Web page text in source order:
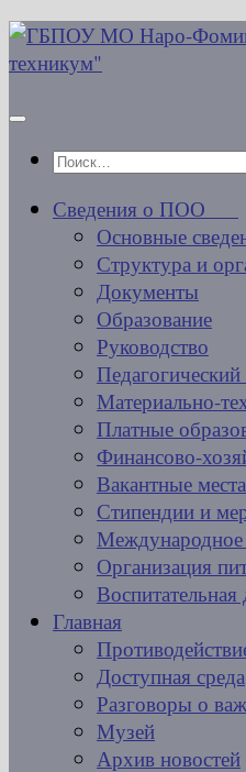
Перейти
к
Найти:
Сведения о ПОО
Основные
Структура и
Документы
Образование
Руководство
Педагогический
Материально-
Платные
Финансово-
Вакантные
Стипендии и
Международное
Организация
Воспитательная
Главная
Доступная среда
Разговоры о
Музей
Архив новостей